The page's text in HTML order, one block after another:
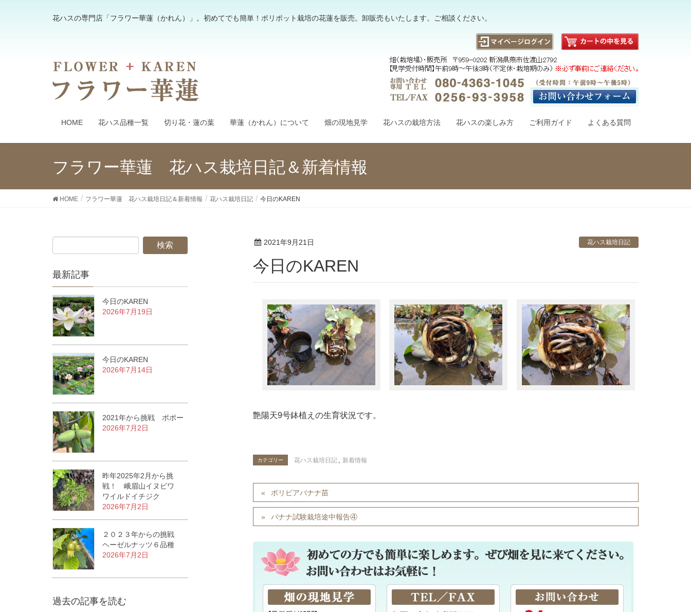
花ハスの専門店「フラワー華蓮（かれん）」。初めてでも簡単！ポリポット栽培の花蓮を販売。卸販売もいたします。ご相談ください。
HOME 花ハス品種一覧 切り花・蓮の葉 華蓮（かれん）について 畑の現地見学 花ハスの栽培方法 花ハスの楽しみ方 ご利用ガイド よくある質問
フラワー華蓮 花ハス栽培日記＆新着情報
HOME フラワー華蓮 花ハス栽培日記＆新着情報 花ハス栽培日記 今日のKAREN
2021年9月21日 花ハス栽培日記
今日のKAREN
艶陽天9号鉢植えの生育状況です。
カテゴリー 花ハス栽培日記 , 新着情報
ボリビアバナナ苗
バナナ試験栽培途中報告④
最新記事
今日のKAREN
2026年7月19日
今日のKAREN
2026年7月14日
2021年から挑戦 ポポー
2026年7月2日
昨年2025年2月から挑
戦！ 峨眉山イヌビワ
ワイルドイチジク
2026年7月2日
２０２３年からの挑戦
ヘーゼルナッツ６品種
2026年7月2日
過去の記事を読む